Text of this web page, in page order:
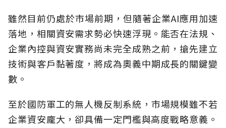
雖然目前仍處於市場前期，但隨著企業AI應用加速
落地，相關資安需求勢必快速浮現。能否在法規、
企業內控與資安實務尚未完全成熟之前，搶先建立
技術與客戶黏著度，將成為奧義中期成長的關鍵變
數。
至於國防軍工的無人機反制系統，市場規模雖不若
企業資安龐大，卻具備一定門檻與高度戰略意義。